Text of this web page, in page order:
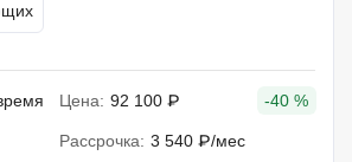
Цена: 92 100 ₽ -40 %
Рассрочка: 3 540 ₽/мес